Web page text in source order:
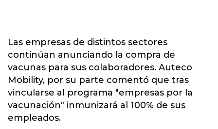
Las empresas de distintos sectores
continúan anunciando la compra de
vacunas para sus colaboradores. Auteco
Mobility, por su parte comentó que tras
vincularse al programa "empresas por la
vacunación" inmunizará al 100% de sus
empleados.